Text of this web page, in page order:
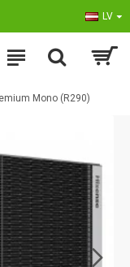
LV
Mono (R290)